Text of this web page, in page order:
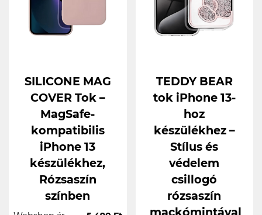
SILICONE MAG
COVER Tok –
MagSafe-
kompatibilis
iPhone 13
készülékhez,
Rózsaszín
színben
TEDDY BEAR
tok iPhone 13-
hoz
készülékhez –
Stílus és
védelem
csillogó
rózsaszín